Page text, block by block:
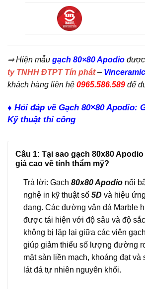
⇒ Hiện mẫu gạch 80×80 Apodio
ty TNHH ĐTPT Tín phát –
khách hàng liên hệ 0965.586.589 để
♦ Hỏi đáp về Gạch 80×80 Apodio:
Kỹ thuật thi công
Câu 1: Tại sao gạch 80x80
giá cao về tính thẩm mỹ?
Trả lời: Gạch 80x80 Apodio nổi
nghệ in kỹ thuật số 5D và hiệu
dạng. Các đường vân đá Marble
được tái hiện với độ sâu và độ
không bị lặp lại giữa các viên
giúp giảm thiểu số lượng đường
mặt sàn liền mạch, khoáng đạt và
lát đá tự nhiên nguyên khối.